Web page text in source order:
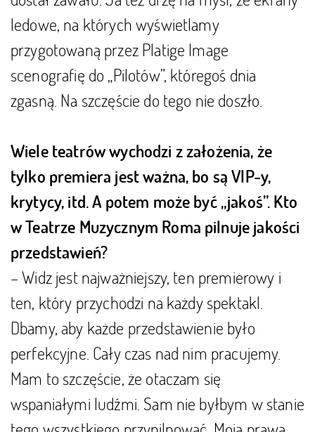
ledowe, na których wyświetlamy
przygotowaną przez Platige Image
scenografię do „Pilotów”, któregoś dnia
zgasną. Na szczęście do tego nie doszło.
Wiele teatrów wychodzi z założenia, że
tylko premiera jest ważna, bo są VIP-y,
krytycy, itd. A potem może być „jakoś”. Kto
w Teatrze Muzycznym Roma pilnuje jakości
przedstawień?
– Widz jest najważniejszy, ten premierowy i
ten, który przychodzi na każdy spektakl.
Dbamy, aby każde przedstawienie było
perfekcyjne. Cały czas nad nim pracujemy.
Mam to szczęście, że otaczam się
wspaniałymi ludźmi. Sam nie byłbym w stanie